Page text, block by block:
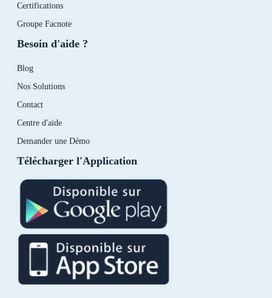
Certifications
Groupe Facnote
Besoin d'aide ?
Blog
Nos Solutions
Contact
Centre d'aide
Demander une Démo
Télécharger l'Application